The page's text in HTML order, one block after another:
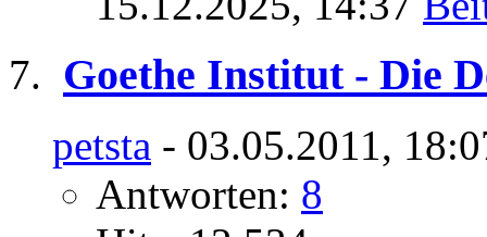
Goethe Institut - Die
petsta - 03.05.2011,
Antworten: 8